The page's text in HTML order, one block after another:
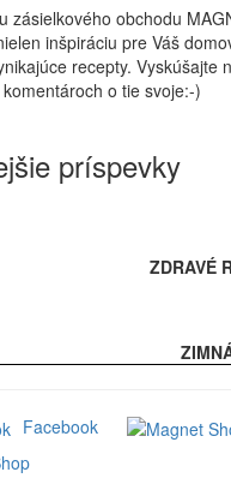
zásielkového obchodu
inšpiráciu pre Váš
recepty. Vyskúšajte
o tie svoje:-)
príspevky
ZDRAVÉ
Facebook